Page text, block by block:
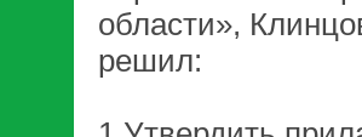
области»,
решил: